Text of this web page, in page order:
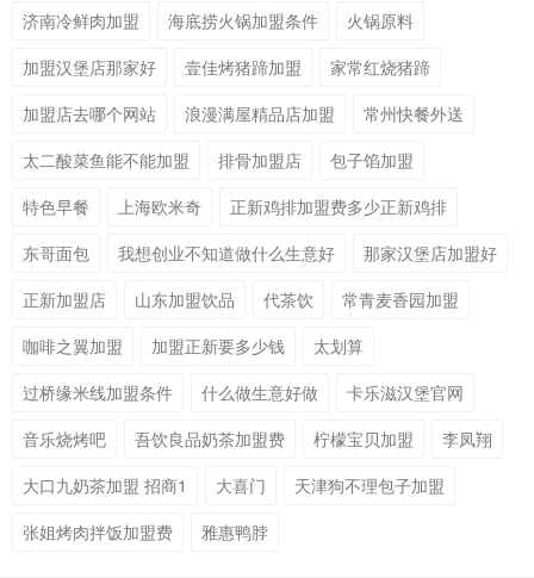
济南冷鲜肉加盟
海底捞火锅加盟条件
火锅原料
加盟汉堡店那家好
壹佳烤猪蹄加盟
家常红烧猪蹄
加盟店去哪个网站
浪漫满屋精品店加盟
常州快餐外送
太二酸菜鱼能不能加盟
排骨加盟店
包子馅加盟
特色早餐
上海欧米奇
正新鸡排加盟费多少正新鸡排
东哥面包
我想创业不知道做什么生意好
那家汉堡店加盟好
正新加盟店
山东加盟饮品 代茶饮
常青麦香园加盟
咖啡之翼加盟
加盟正新要多少钱
太划算
过桥缘米线加盟条件
什么做生意好做
卡乐滋汉堡官网
音乐烧烤吧
吾饮良品奶茶加盟费 柠檬宝贝加盟
李凤翔
大口九奶茶加盟 招商1
大喜门
天津狗不理包子加盟
张姐烤肉拌饭加盟费
雅惠鸭脖